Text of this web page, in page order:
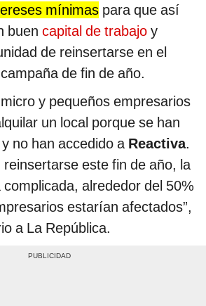
mínimas para que así
buen capital de trabajo y
de reinsertarse en el
de fin de año.
y pequeños empresarios
un local porque se han
no han accedido a Reactiva.
reinsertarse este fin de año, la
alrededor del 50%
estarían afectados”,
a La República.